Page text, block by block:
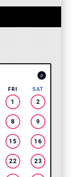
FRI SAT
1 2
8 9
15 16
22 23
SUN
14
21